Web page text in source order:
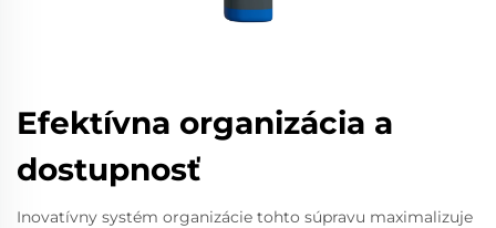
Efektívna organizácia a
dostupnosť
Inovatívny systém organizácie tohto súpravu maximalizuje